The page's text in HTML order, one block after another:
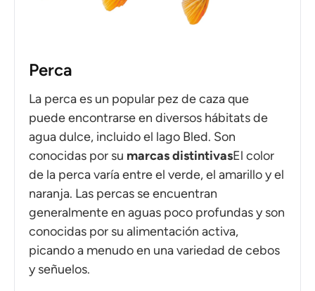
Perca
La perca es un popular pez de caza que
puede encontrarse en diversos hábitats de
agua dulce, incluido el lago Bled. Son
conocidas por su marcas distintivasEl color
de la perca varía entre el verde, el amarillo y el
naranja. Las percas se encuentran
generalmente en aguas poco profundas y son
conocidas por su alimentación activa,
picando a menudo en una variedad de cebos
y señuelos.